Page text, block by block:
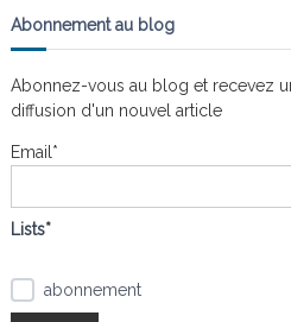
h
e
c
h
e
r
Abonnement au blog
Abonnez-vous au blog et recevez
diffusion d'un nouvel article
Email*
Lists*
abonnement